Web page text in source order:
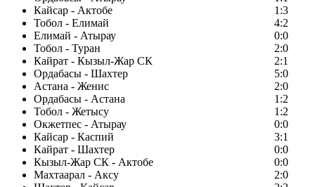
Кайсар - Актобе
1:3
Тобол - Елимай
4:2
Елимай - Атырау
0:0
Тобол - Туран
2:0
Кайрат - Кызыл-Жар СК
2:1
Ордабасы - Шахтер
5:0
Астана - Женис
2:0
Ордабасы - Астана
1:2
Тобол - Жетысу
1:2
Окжетпес - Атырау
0:0
Кайсар - Каспий
3:1
Кайрат - Шахтер
0:0
Кызыл-Жар СК - Актобе
0:0
Махтаарал - Аксу
2:0